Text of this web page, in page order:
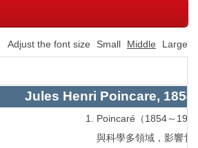
Adjust the font size Small Middle Large
Jules Henri Poincare, 1854
Poincaré（1854～
與科學多領域，影響廿